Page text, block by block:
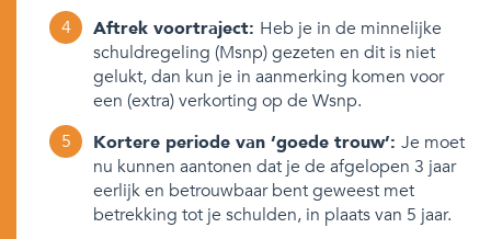
Aftrek voortraject: Heb je in de minnelijke
schuldregeling (Msnp) gezeten en dit is niet
gelukt, dan kun je in aanmerking komen voor
een (extra) verkorting op de Wsnp.
Kortere periode van ‘goede trouw’: Je moet
nu kunnen aantonen dat je de afgelopen 3 jaar
eerlijk en betrouwbaar bent geweest met
betrekking tot je schulden, in plaats van 5 jaar.